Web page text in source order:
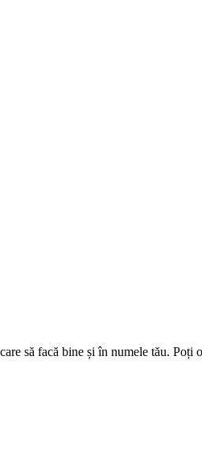
să facă bine și în numele tău. Poți